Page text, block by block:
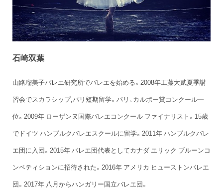
石崎双葉
山路瑠美子バレエ研究所でバレエを始める。2008年工藤大貳夏季講
習会でスカラシップ,パリ短期留学。パリ、カルポー賞コンクール一
位。2009年 ローザンヌ国際バレエコンクール ファイナリスト。15歳
でドイツ ハンブルクバレエスクールに留学。2011年 ハンブルクバレ
エ団に入団。2015年 バレエ団代表としてカナダ エリック ブルーンコ
ンペティションに招待された。2016年 アメリカ ヒューストンバレエ
団。2017年 八月からハンガリー国立バレエ団。